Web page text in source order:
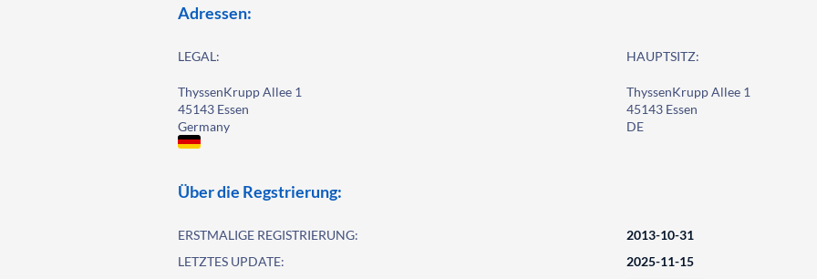
Adressen:
LEGAL:
ThyssenKrupp Allee 1
45143 Essen
Germany
HAUPTSITZ:
ThyssenKrupp Allee 1
45143 Essen
DE
Über die Regstrierung:
ERSTMALIGE REGISTRIERUNG:
2013-10-31
LETZTES UPDATE:
2025-11-15